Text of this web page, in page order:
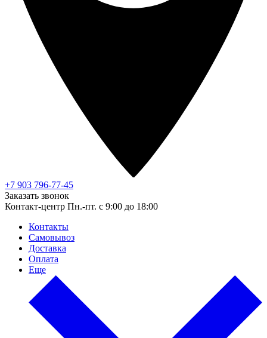
+7 903 796-77-45
Заказать звонок
Контакт-центр Пн.-пт. с 9:00 до 18:00
Контакты
Самовывоз
Доставка
Оплата
Еще